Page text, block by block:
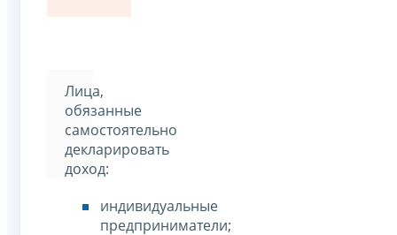
Лица,
обязанные
самостоятельно
декларировать
доход:
индивидуальные
предприниматели;